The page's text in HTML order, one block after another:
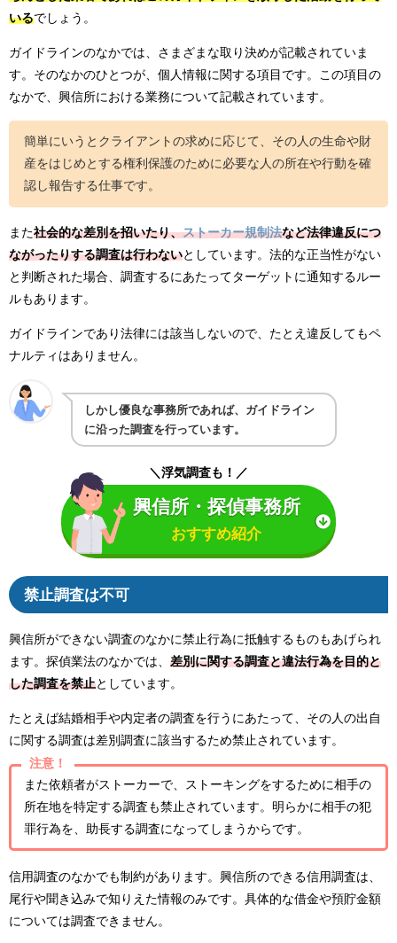
いるでしょう。
ガイドラインのなかでは、さまざまな取り決めが記載されていま
す。そのなかのひとつが、個人情報に関する項目です。この項目の
なかで、興信所における業務について記載されています。
簡単にいうとクライアントの求めに応じて、その人の生命や財
産をはじめとする権利保護のために必要な人の所在や行動を確
認し報告する仕事です。
また社会的な差別を招いたり、ストーカー規制法など法律違反につ
ながったりする調査は行わないとしています。法的な正当性がない
と判断された場合、調査するにあたってターゲットに通知するルー
ルもあります。
ガイドラインであり法律には該当しないので、たとえ違反してもペ
ナルティはありません。
しかし優良な事務所であれば、ガイドライン
に沿った調査を行っています。
＼浮気調査も！／
興信所・探偵事務所
おすすめ紹介
禁止調査は不可
興信所ができない調査のなかに禁止行為に抵触するものもあげられ
ます。探偵業法のなかでは、 差別に関する調査と違法行為を目的と
した調査を禁止としています。
たとえば結婚相手や内定者の調査を行うにあたって、その人の出自
に関する調査は差別調査に該当するため禁止されています。
注意！
また依頼者がストーカーで、ストーキングをするために相手の
所在地を特定する調査も禁止されています。明らかに相手の犯
罪行為を、助長する調査になってしまうからです。
信用調査のなかでも制約があります。興信所のできる信用調査は、
尾行や聞き込みで知りえた情報のみです。具体的な借金や預貯金額
については調査できません。